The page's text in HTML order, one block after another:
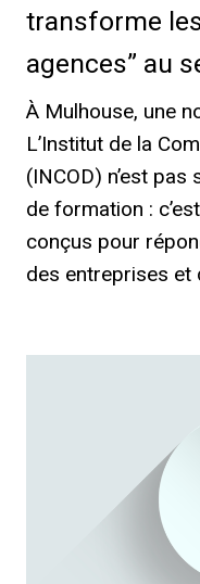
transforme
agences” au
À Mulhouse, une
L’Institut de la
(INCOD) n’est
de formation :
conçus pour
des entreprises et